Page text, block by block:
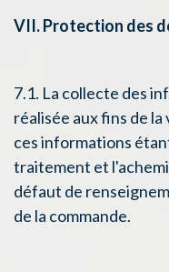
VII. Protection des
7.1. La collecte des
réalisée aux fins de
ces informations
traitement et
défaut de
de la commande.